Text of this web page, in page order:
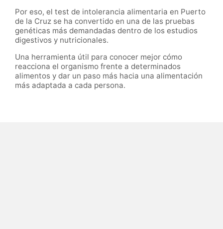
Por eso, el test de intolerancia alimentaria en Puerto
de la Cruz se ha convertido en una de las pruebas
genéticas más demandadas dentro de los estudios
digestivos y nutricionales.
Una herramienta útil para conocer mejor cómo
reacciona el organismo frente a determinados
alimentos y dar un paso más hacia una alimentación
más adaptada a cada persona.